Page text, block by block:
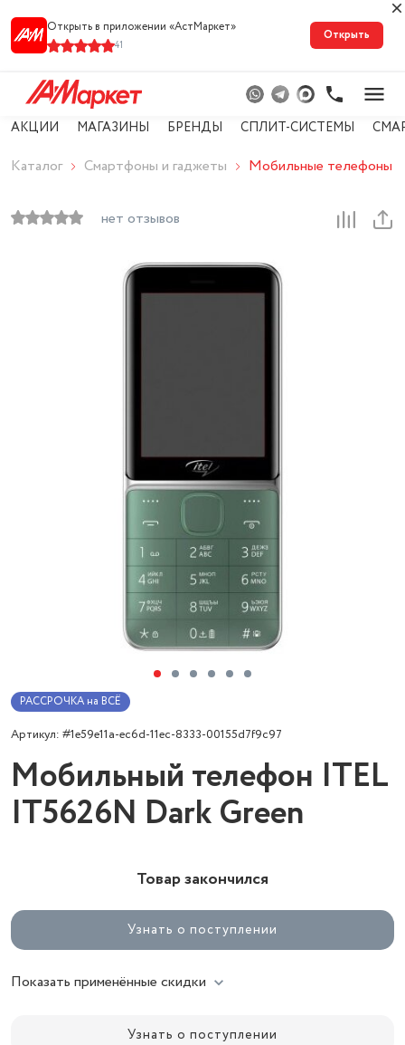
Открыть в приложении «АстМарке‪т‬»
41
Открыть
АКЦИИ МАГАЗИНЫ БРЕНДЫ СПЛИТ-СИСТЕМЫ
Каталог Смартфоны и гаджеты Мобильные телефоны
нет отзывов
РАССРОЧКА на ВСЁ
Артикул: #1e59e11a-ec6d-11ec-8333-00155d7f9c97
Мобильный телефон ITEL
IT5626N Dark Green
Товар закончился
Узнать о поступлении
Показать применённые скидки
Узнать о поступлении